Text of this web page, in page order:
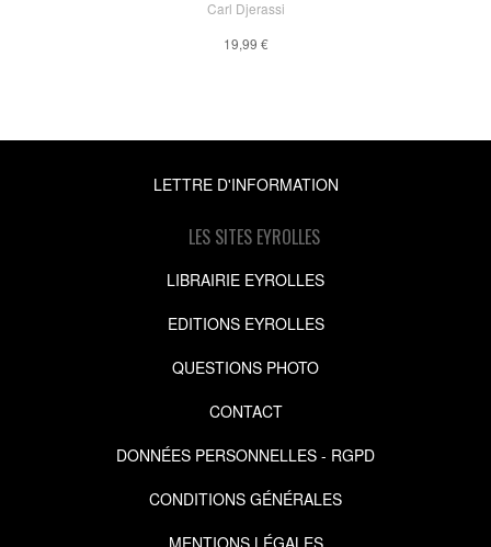
Carl Djerassi
19,99 €
LETTRE D'INFORMATION
LES SITES EYROLLES
LIBRAIRIE EYROLLES
EDITIONS EYROLLES
QUESTIONS PHOTO
CONTACT
DONNÉES PERSONNELLES - RGPD
CONDITIONS GÉNÉRALES
MENTIONS LÉGALES